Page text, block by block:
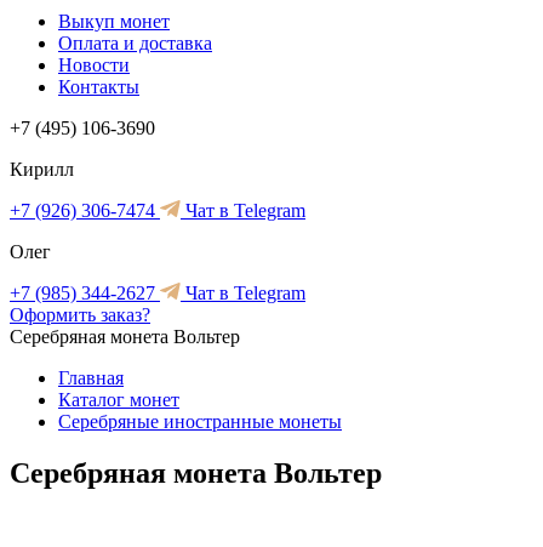
Выкуп монет
Оплата и доставка
Новости
Контакты
+7 (495) 106-3690
Кирилл
+7 (926) 306-7474
Чат в Telegram
Олег
+7 (985) 344-2627
Чат в Telegram
Оформить заказ?
Серебряная монета Вольтер
Главная
Каталог монет
Серебряные иностранные монеты
Серебряная монета Вольтер